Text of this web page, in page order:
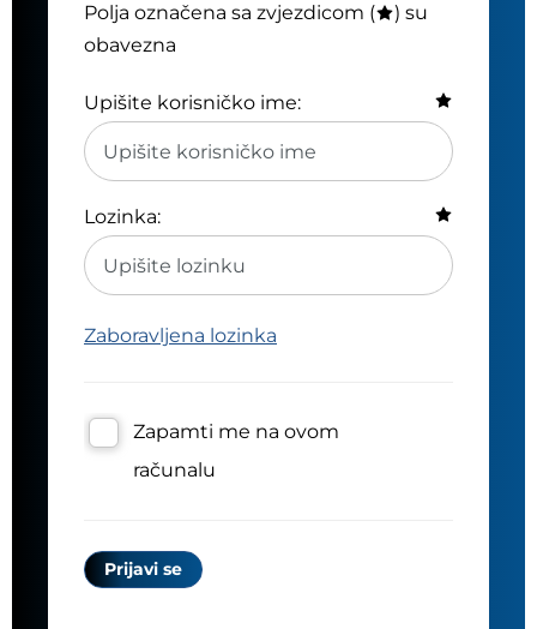
Polja označena sa zvjezdicom (
) su
obavezna
Upišite korisničko ime:
Lozinka:
Zaboravljena lozinka
Zapamti me na ovom
računalu